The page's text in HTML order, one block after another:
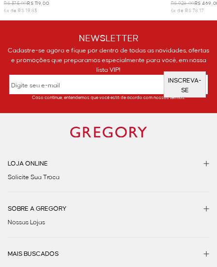
R$ 375,00R$ 119,00
6x de R$ 19,83
R$ 928,00R$
6x de R$ 78,17
NEWSLETTER
Cadastre-se agora e fique por dentro de todas as novidades, ofertas
e promoções que preparamos especialmente para você, em nossa
lista VIP!
INSCREVA-
SE
Caso continue, entendemos que você está de acordo com nossos termos.
LOJA ONLINE
Solicite Sua Troca
SOBRE A GREGORY
Nossas Lojas
MAIS BUSCADOS